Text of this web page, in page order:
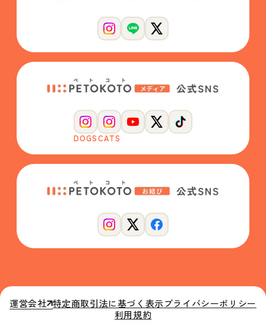
DOGSCATS
運営会社 特定商取引法に基づく表示プライバシーポリシー
利用規約